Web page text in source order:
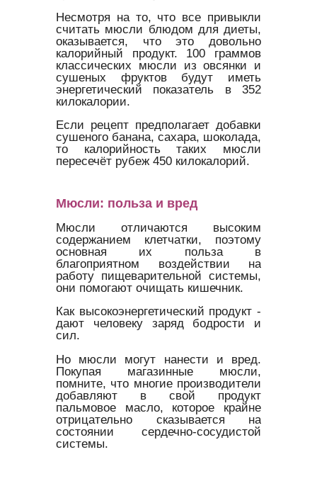
Несмотря на то, что все привыкли
считать мюсли блюдом для диеты,
оказывается, что это довольно
калорийный продукт. 100 граммов
классических мюсли из овсянки и
сушеных фруктов будут иметь
энергетический показатель в 352
килокалории.
Если рецепт предполагает добавки
сушеного банана, сахара, шоколада,
то калорийность таких мюсли
пересечёт рубеж 450 килокалорий.
Мюсли: польза и вред
Мюсли отличаются высоким
содержанием клетчатки, поэтому
основная их польза в
благоприятном воздействии на
работу пищеварительной системы,
они помогают очищать кишечник.
Как высокоэнергетический продукт -
дают человеку заряд бодрости и
сил.
Но мюсли могут нанести и вред.
Покупая магазинные мюсли,
помните, что многие производители
добавляют в свой продукт
пальмовое масло, которое крайне
отрицательно сказывается на
состоянии сердечно-сосудистой
системы.